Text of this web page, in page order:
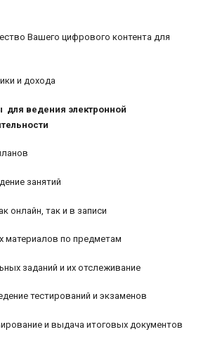
Вашего цифрового контента для
и дохода
для ведения электронной
занятий
онлайн, так и в записи
материалов по предметам
заданий и их отслеживание
тестирований и экзаменов
и выдача итоговых документов